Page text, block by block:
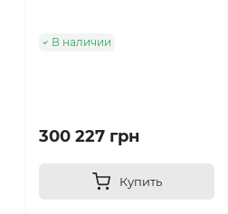
В наличии
300 227 грн
Купить